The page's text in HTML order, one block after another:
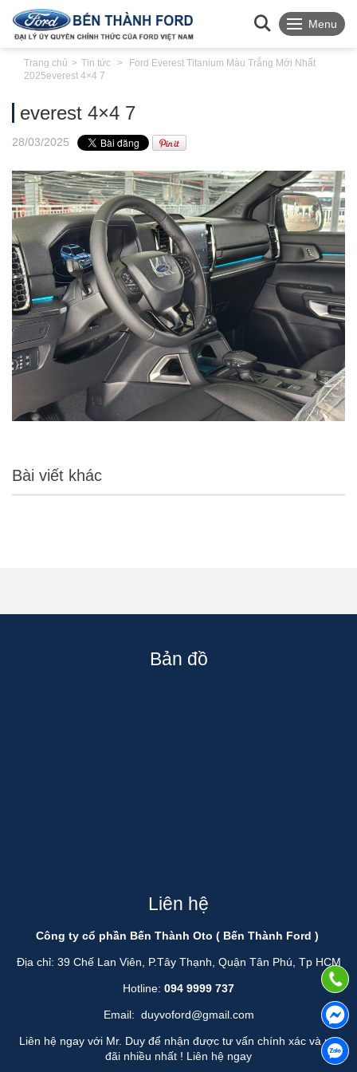
Menu
Trang chủ Tin tức
Ford Everest Titanium Màu Trắng Mới Nhất
2025everest 4×4 7
everest 4×4 7
28/03/2025
Bài viết khác
Bản đồ
Liên hệ
Công ty cổ phần Bến Thành Oto ( Bến Thành Ford )
Địa chỉ: 39 Chế Lan Viên, P.Tây Thạnh, Quận Tân Phú, Tp HCM
Hotline: 094 9999 737
Email: duyvoford@gmail.com
Liên hệ ngay với Mr. Duy để nhận được tư vấn chính xác và ưu
đãi nhiều nhất ! Liên hệ ngay